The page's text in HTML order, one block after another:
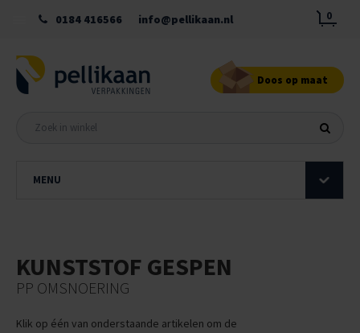
0184 416566 info@pellikaan.nl 0
Doos op maat
MENU
KUNSTSTOF GESPEN
PP OMSNOERING
Klik op één van onderstaande artikelen om de